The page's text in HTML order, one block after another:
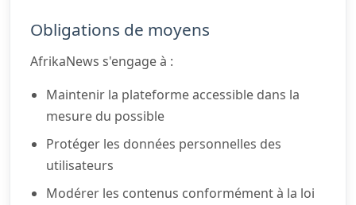
Obligations de moyens
AfrikaNews s'engage à :
Maintenir la plateforme accessible dans la
mesure du possible
Protéger les données personnelles des
utilisateurs
Modérer les contenus conformément à la loi